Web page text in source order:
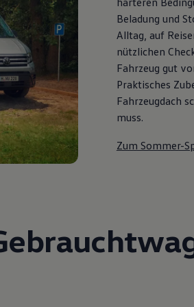
Beladung und
Alltag, auf
nützlichen
Fahrzeug gut
Praktisches
Fahrzeugdach
muss.
Zum Sommer-